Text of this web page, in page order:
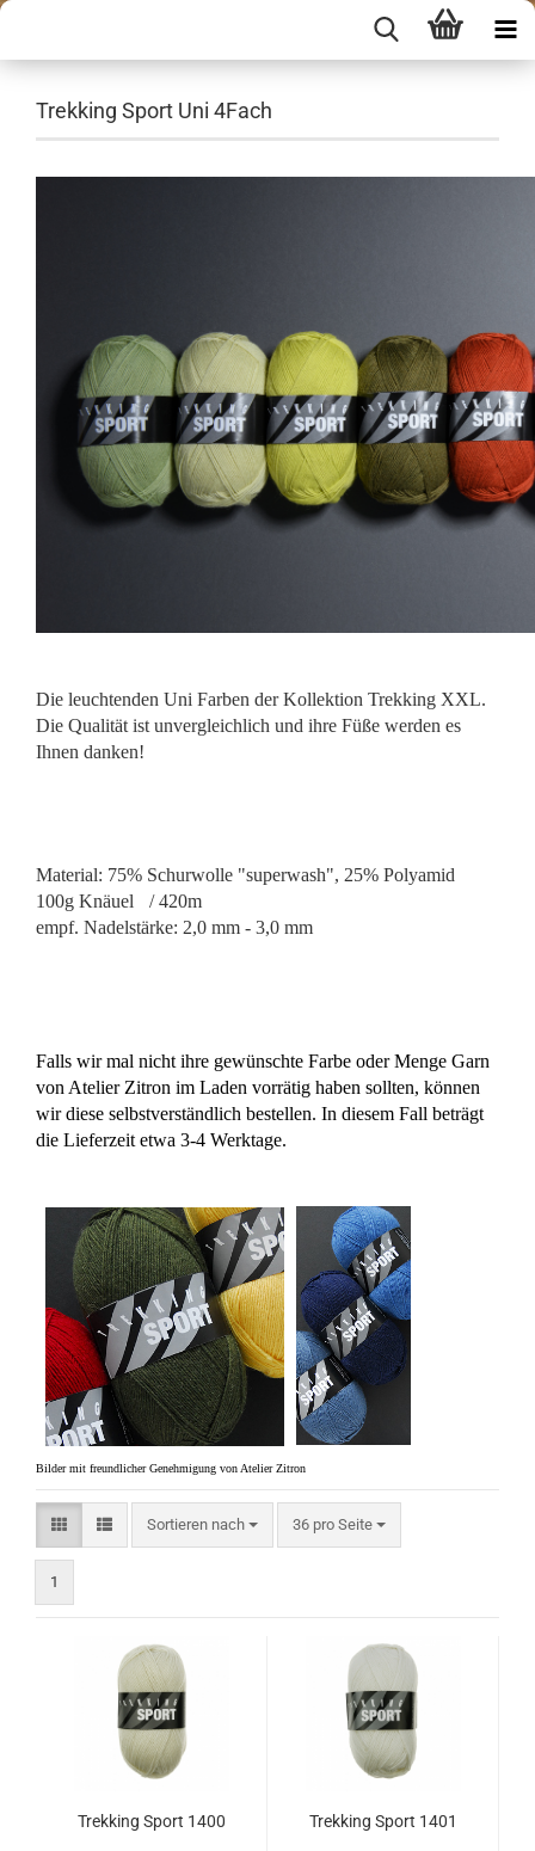
Trekking Sport Uni 4Fach
Die leuchtenden Uni Farben der Kollektion Trekking XXL.
Die Qualität ist unvergleichlich und ihre Füße werden es
Ihnen danken!
Material: 75% Schurwolle "superwash", 25% Polyamid
100g Knäuel / 420m
empf. Nadelstärke: 2,0 mm - 3,0 mm
Falls wir mal nicht ihre gewünschte Farbe oder Menge Garn
von Atelier Zitron im Laden vorrätig haben sollten, können
wir diese selbstverständlich bestellen. In diesem Fall beträgt
die Lieferzeit etwa 3-4 Werktage.
Bilder mit freundlicher Genehmigung von Atelier Zitron
Sortieren nach
Sortieren nach 36 pro Seite
pro Seite
1
Trekking Sport 1400 Trekking Sport 1401